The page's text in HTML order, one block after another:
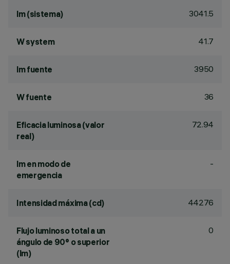
lm (sistema) 3041.5
W system 41.7
lm fuente 3950
W fuente 36
Eficacia luminosa (valor
real)
72.94
lm en modo de
emergencia
-
Intensidad máxima (cd) 44276
Flujo luminoso total a un
ángulo de 90° o superior
(lm)
0